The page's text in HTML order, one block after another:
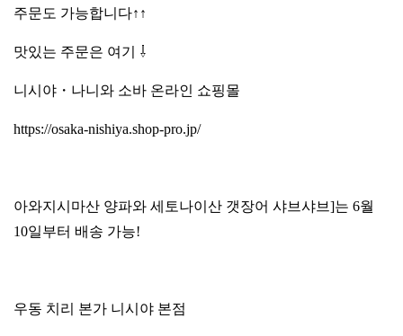
주문도 가능합니다↑↑
맛있는 주문은 여기 ⇩
니시야・나니와 소바 온라인 쇼핑몰
https://osaka-nishiya.shop-pro.jp/
아와지시마산 양파와 세토나이산 갯장어 샤브샤브]는 6월
10일부터 배송 가능!
우동 치리 본가 니시야 본점